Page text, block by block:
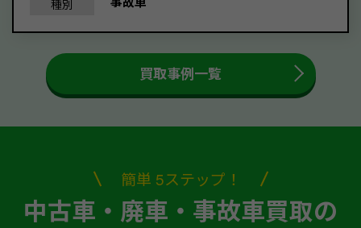
種別
買取事例一覧
簡単 5ステップ！
中古車・廃車・事故車買取の